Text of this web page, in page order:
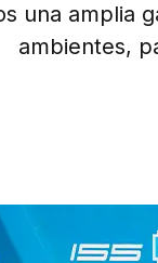
una amplia
ambientes,